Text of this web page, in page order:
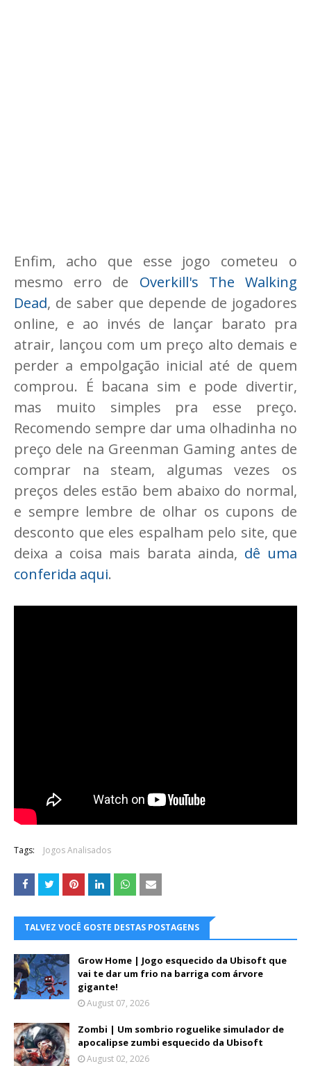
Enfim, acho que esse jogo cometeu o
mesmo erro de Overkill's The Walking
Dead, de saber que depende de jogadores
online, e ao invés de lançar barato pra
atrair, lançou com um preço alto demais e
perder a empolgação inicial até de quem
comprou. É bacana sim e pode divertir,
mas muito simples pra esse preço.
Recomendo sempre dar uma olhadinha no
preço dele na Greenman Gaming antes de
comprar na steam, algumas vezes os
preços deles estão bem abaixo do normal,
e sempre lembre de olhar os cupons de
desconto que eles espalham pelo site, que
deixa a coisa mais barata ainda, dê uma
conferida aqui.
Tags: Jogos Analisados
TALVEZ VOCÊ GOSTE DESTAS POSTAGENS
Grow Home | Jogo esquecido da Ubisoft que
vai te dar um frio na barriga com árvore
gigante!
August 07, 2026
Zombi | Um sombrio roguelike simulador de
apocalipse zumbi esquecido da Ubisoft
August 02, 2026